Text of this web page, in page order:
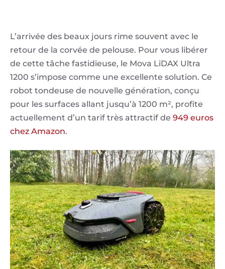
L’arrivée des beaux jours rime souvent avec le
retour de la corvée de pelouse. Pour vous libérer
de cette tâche fastidieuse, le Mova LiDAX Ultra
1200 s’impose comme une excellente solution. Ce
robot tondeuse de nouvelle génération, conçu
pour les surfaces allant jusqu’à 1200 m², profite
actuellement d’un tarif très attractif de 949 euros
chez Amazon.